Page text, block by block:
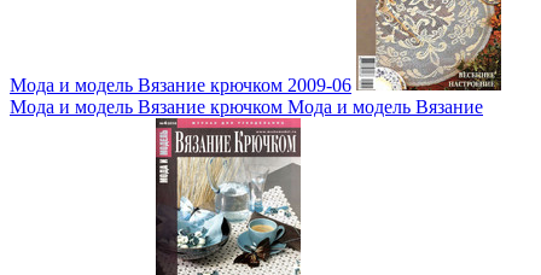
Мода и модель Вязание крючком 2009-06
Мода и модель Вязание крючком Мода и модель Вязание